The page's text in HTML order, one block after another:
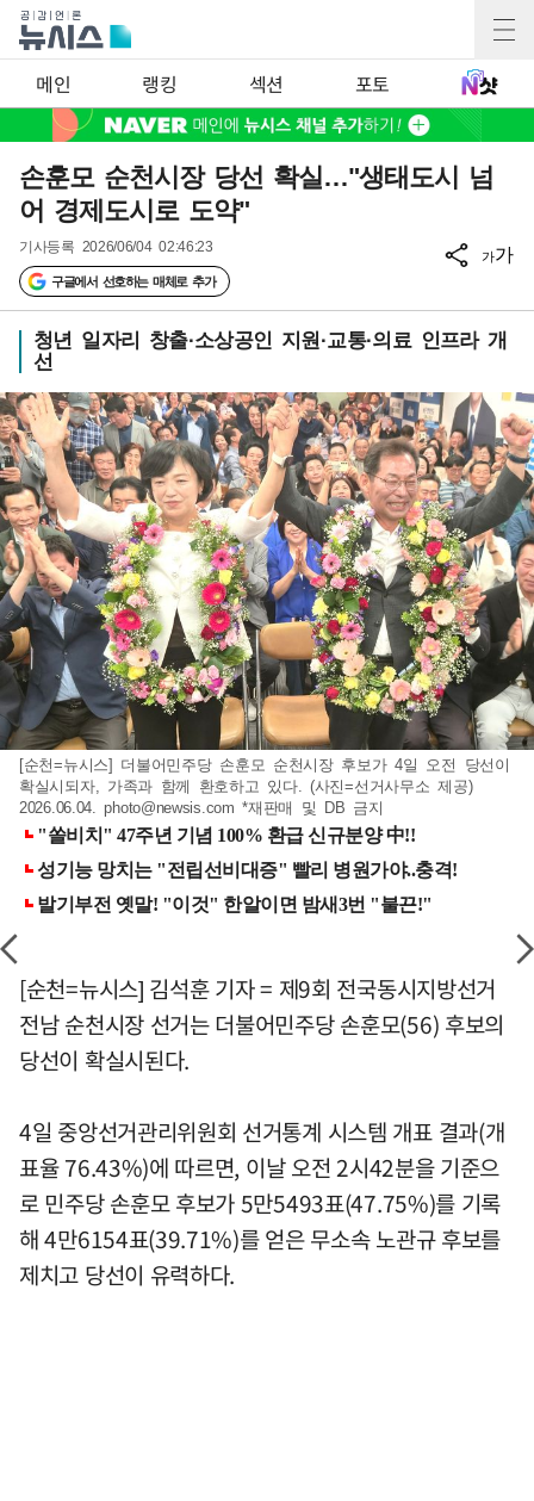
메인 랭킹 섹션 포토
손훈모 순천시장 당선 확실…"생태도시 넘
어 경제도시로 도약"
기사등록 2026/06/04 02:46:23
구글에서 선호하는 매체로 추가
가가
청년 일자리 창출·소상공인 지원·교통·의료 인프라 개
선
[순천=뉴시스] 더불어민주당 손훈모 순천시장 후보가 4일 오전 당선이
확실시되자, 가족과 함께 환호하고 있다. (사진=선거사무소 제공)
2026.06.04.photo@newsis.com *재판매 및 DB 금지
[순천=뉴시스] 김석훈 기자 = 제9회 전국동시지방선거
전남 순천시장 선거는 더불어민주당 손훈모(56) 후보의
당선이 확실시된다.
4일 중앙선거관리위원회 선거통계 시스템 개표 결과(개
표율 76.43%)에 따르면, 이날 오전 2시42분을 기준으
로 민주당 손훈모 후보가 5만5493표(47.75%)를 기록
해 4만6154표(39.71%)를 얻은 무소속 노관규 후보를
제치고 당선이 유력하다.